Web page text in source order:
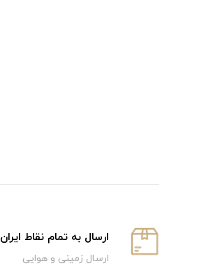
ارسال به تمام نقاط ایران
ارسال زمینی و هوایی